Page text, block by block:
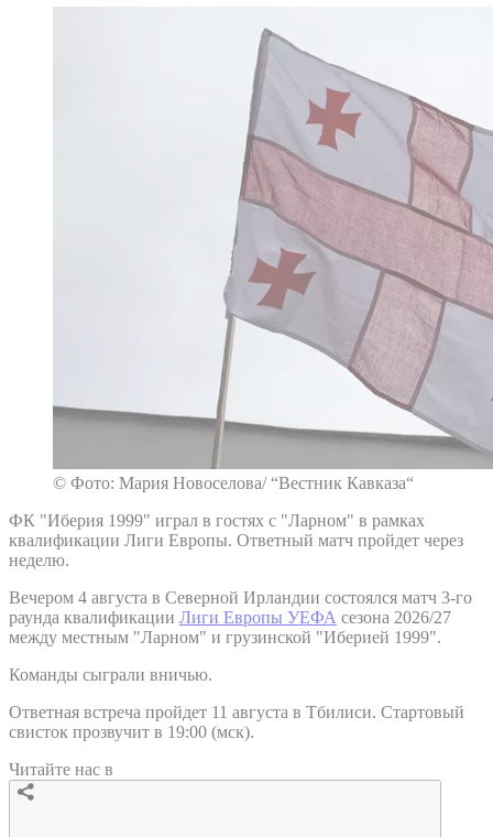
© Фото: Мария Новоселова/ “Вестник Кавказа“
ФК "Иберия 1999" играл в гостях с "Ларном" в рамках
квалификации Лиги Европы. Ответный матч пройдет через
неделю.
Вечером 4 августа в Северной Ирландии состоялся матч 3-го
раунда квалификации Лиги Европы УЕФА сезона 2026/27
между местным "Ларном" и грузинской "Иберией 1999".
Команды сыграли вничью.
Ответная встреча пройдет 11 августа в Тбилиси. Стартовый
свисток прозвучит в 19:00 (мск).
Читайте нас в